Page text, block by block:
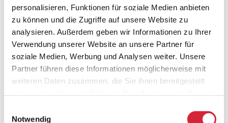
personalisieren, Funktionen für soziale Medien anbieten
zu können und die Zugriffe auf unsere Website zu
analysieren. Außerdem geben wir Informationen zu Ihrer
Verwendung unserer Website an unsere Partner für
soziale Medien, Werbung und Analysen weiter. Unsere
Partner führen diese Informationen möglicherweise mit
weiteren Daten zusammen, die Sie ihnen bereitgestellt
Notwendig
Viele moderne Raffstoren werden elektrisch
bedient. Das ist komfortabel, aber bei einer
Störung muss man genauer hinsehen:
Reagiert der Handsender? Ist der Motor
blockiert? Gibt es ein Problem mit der
Sicherheitsfunktion die Bewegung?